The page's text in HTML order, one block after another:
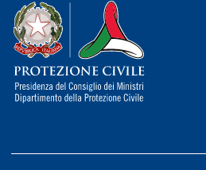
Dipartimento della